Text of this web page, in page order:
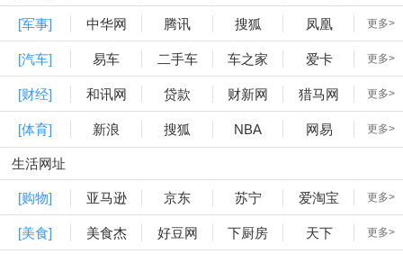
[军事] 中华网 腾讯 搜狐 凤凰 更多>
[汽车] 易车 二手车 车之家 爱卡 更多>
[财经] 和讯网 贷款 财新网 猎马网 更多>
[体育] 新浪 搜狐 NBA 网易 更多>
生活网址
[购物] 亚马逊 京东 苏宁 爱淘宝 更多>
[美食] 美食杰 好豆网 下厨房 天下 更多>